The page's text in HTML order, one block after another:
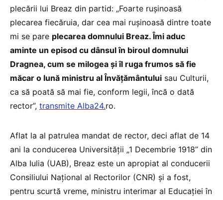
plecării lui Breaz din partid: „Foarte rușinoasă
plecarea fiecăruia, dar cea mai rușinoasă dintre toate
mi se pare plecarea domnului Breaz. Îmi aduc
aminte un episod cu dânsul în biroul domnului
Dragnea, cum se milogea și îl ruga frumos să fie
măcar o lună ministru al Învățământului sau Culturii,
ca să poată să mai fie, conform legii, încă o dată
rector”, transmite Alba24.ro.
Aflat la al patrulea mandat de rector, deci aflat de 14
ani la conducerea Universității „1 Decembrie 1918” din
Alba Iulia (UAB), Breaz este un apropiat al conducerii
Consiliului Național al Rectorilor (CNR) și a fost,
pentru scurtă vreme, ministru interimar al Educației în